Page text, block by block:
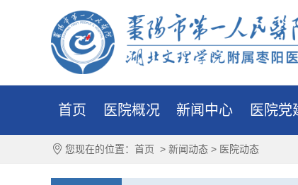
首页 医院概况 新闻中心 医院党
您现在的位置： 首页 > 新闻动态 > 医院动态